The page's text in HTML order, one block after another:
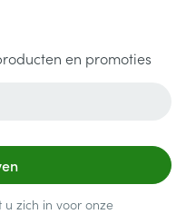
en promoties
u zich in voor onze